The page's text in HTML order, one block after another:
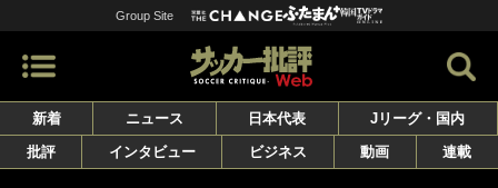
Group Site
新着 ニュース 日本代表
Jリーグ・国内
批評
インタビュー ビジネス 動画 連載